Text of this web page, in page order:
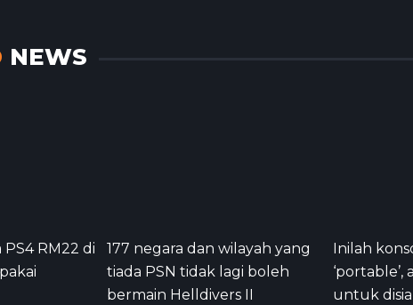
NEWS
RM22 di
177 negara dan wilayah yang
tiada PSN tidak lagi boleh
bermain Helldivers II
Inilah
untuk